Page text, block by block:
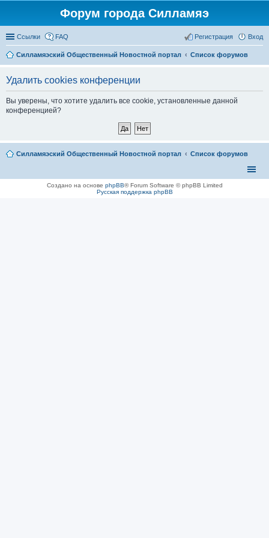
Форум города Силламяэ
Ссылки FAQ Вход
Регистрация
Силламяэский Общественный Новостной портал Список форумов
Удалить cookies конференции
Вы уверены, что хотите удалить все cookie, установленные данной
конференцией?
Силламяэский Общественный Новостной портал Список форумов
Создано на основе phpBB® Forum Software © phpBB Limited
Русская поддержка phpBB